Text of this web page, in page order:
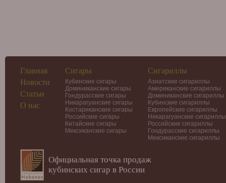
Главная
Новости
Статьи
О нас
Сигары
Кубинские сигары
Доминиканские сигары
Гондурасские сигары
Никарагуанские сигары
Костариканские сигары
Российские сигары
Китайские сигары
Мексиканские сигары
Сигариллы
Азиатские сигариллы
Американские сигариллы
Доминиканские сигариллы
Кубинские сигариллы
Европейские сигариллы
Никарагуанские сигариллы
Российские сигариллы
Гондурасские сигариллы
Мексиканские сигариллы
Официальная точка продаж
кубинских сигар в России